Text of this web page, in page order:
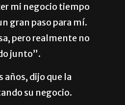
mi negocio tiempo
gran paso para mí.
pero realmente no
junto”.
años, dijo que la
su negocio.